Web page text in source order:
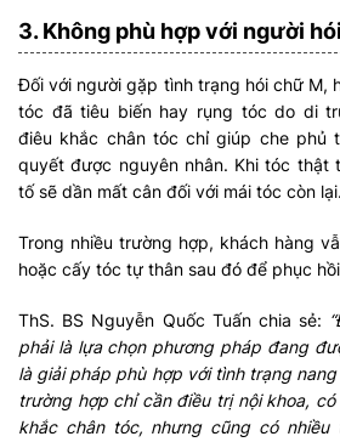
3. Không phù hợp với người
Đối với người gặp tình trạng hói chữ M,
tóc đã tiêu biến hay rụng tóc do di
điêu khắc chân tóc chỉ giúp che phủ
quyết được nguyên nhân. Khi tóc thật
tố sẽ dần mất cân đối với mái tóc còn lại.
Trong nhiều trường hợp, khách hàng
hoặc cấy tóc tự thân sau đó để phục
ThS. BS Nguyễn Quốc Tuấn chia sẻ:
phải là lựa chọn phương pháp đang
là giải pháp phù hợp với tình trạng
trường hợp chỉ cần điều trị nội khoa,
khắc chân tóc, nhưng cũng có